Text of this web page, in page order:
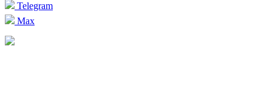
Telegram
Max